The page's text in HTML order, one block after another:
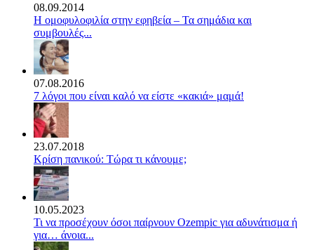
08.09.2014
Η ομοφυλοφιλία στην εφηβεία – Τα σημάδια και
συμβουλές...
07.08.2016
7 λόγοι που είναι καλό να είστε «κακιά» μαμά!
23.07.2018
Κρίση πανικού: Τώρα τι κάνουμε;
10.05.2023
Τι να προσέχουν όσοι παίρνουν Ozempic για αδυνάτισμα ή
για… άνοια...